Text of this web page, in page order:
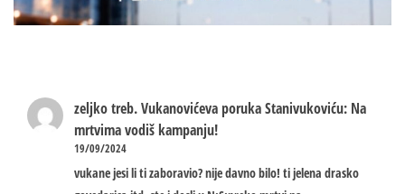
zeljko treb.Vukanovićeva poruka Stanivukoviću: Na
mrtvima vodiš kampanju!
19/09/2024
vukane jesi li ti zaboravio? nije davno bilo! ti jelena drasko